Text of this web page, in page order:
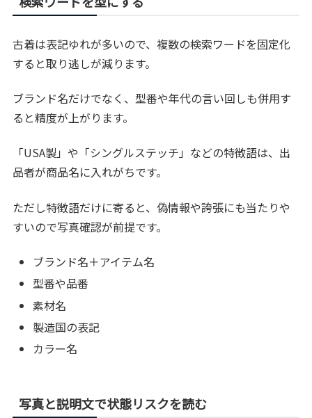
古着は表記ゆれが多いので、複数の検索ワードを固定化
すると取り逃しが減ります。
ブランド名だけでなく、型番や年代の言い回しも併用す
ると精度が上がります。
「USA製」や「シングルステッチ」などの特徴語は、出
品者が商品名に入れがちです。
ただし特徴語だけに寄ると、偽情報や誇張にも当たりや
すいので写真確認が前提です。
ブランド名＋アイテム名
型番や品番
素材名
製造国の表記
カラー名
写真と説明文で状態リスクを読む